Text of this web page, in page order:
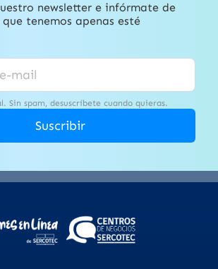
newsletter e infórmate de
tenemos apenas esté
Sin spam, desuscríbete cuando quieras.
Suscribir